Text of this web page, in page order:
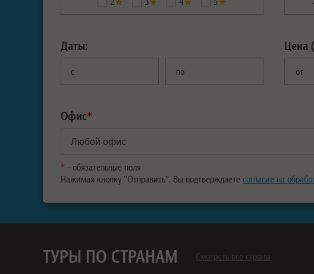
Даты:
с по
Цена
от
Офис*
* - обязательные поля
Нажимая кнопку "Отправить", Вы подтверждаете согласие на
ТУРЫ ПО СТРАНАМ Смотреть все страны